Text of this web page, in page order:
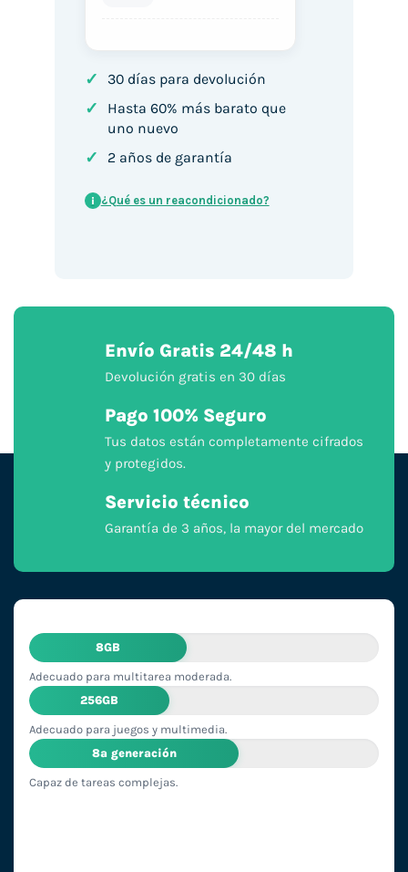
✓ 30 días para devolución
✓
Hasta 60% más barato que
uno nuevo
✓ 2 años de garantía
i ¿Qué es un reacondicionado?
Envío Gratis 24/48 h
Devolución gratis en 30 días
Pago 100% Seguro
Tus datos están completamente cifrados
y protegidos.
Servicio técnico
Garantía de 3 años, la mayor del mercado
8GB
Adecuado para multitarea moderada.
256GB
Adecuado para juegos y multimedia.
8ª generación
Capaz de tareas complejas.